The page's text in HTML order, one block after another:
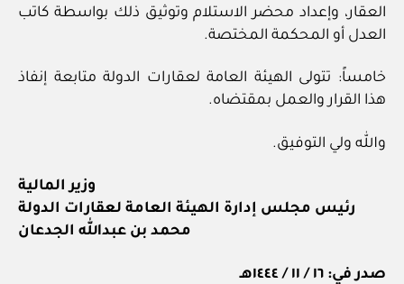
العقار، وإعداد محضر الاستلام وتوثيق ذلك بواسطة كاتب
العدل أو المحكمة المختصة.
خامساً: تتولى الهيئة العامة لعقارات الدولة متابعة إنفاذ
هذا القرار والعمل بمقتضاه.
والله ولي التوفيق.
وزير المالية
رئيس مجلس إدارة الهيئة العامة لعقارات الدولة
محمد بن عبدالله الجدعان
صدر في: ١٦ / ١١ / ١٤٤٤هـ